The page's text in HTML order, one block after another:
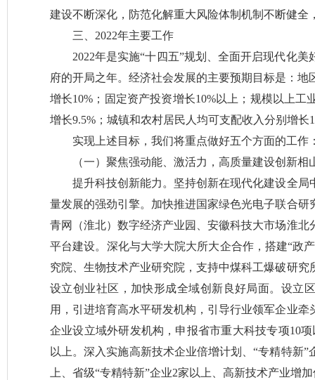
建设不断深化，防范化解重大风险体制机制不断健
三、2022年主要工作
2022年是实施“十四五”规划、全面开启现代化
府的开局之年。经济社会发展的主要预期目标是：地
增长10%；固定资产投资增长10%以上；规模以上工
增长9.5%；城镇和农村居民人均可支配收入分别增长
实现上述目标，我们将重点做好五个方面的工作
（一）聚焦强动能、激活力，高质量建设创新相
提升科技创新能力。坚持创新在现代化建设全
量发展的强劲引擎。加快推进国家绿色光电子联合
青网（淮北）数字经济产业园、安徽科技大市场淮
平台建设。深化与大学大院大所大企合作，搭建“政
究院、生物技术产业研究院，支持中煤科工爆破研
设立创业社区，加快形成全域创新良好局面。设立
用，引进培育高水平研发机构，引导行业领军企业
企业设立域外研发机构，申报省市重大科技专项10
以上。深入实施高新技术企业倍增计划、“专精特新
上、省级“专精特新”企业2家以上、高新技术产业增